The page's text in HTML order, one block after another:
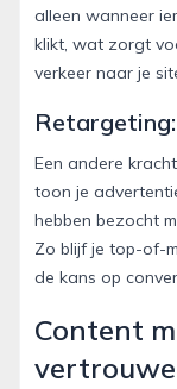
alleen wanneer
klikt, wat zorgt
verkeer naar je
Een andere
toon je
hebben bezocht
Zo blijf je top-of-
de kans op
Content